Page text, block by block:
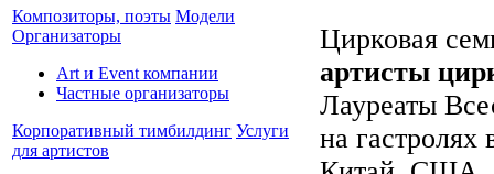
Композиторы, поэты Модели
Организаторы
Art и Event компании
Частные организаторы
Корпоративный тимбилдинг Услуги
для артистов
Цирковая
артисты
Лауреаты
на гастролях